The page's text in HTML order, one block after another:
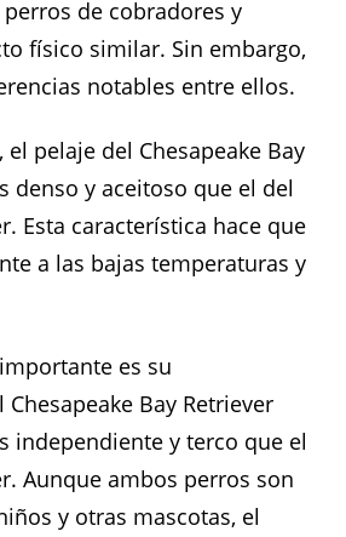
de cobradores y
físico similar. Sin embargo,
notables entre ellos.
pelaje del Chesapeake Bay
denso y aceitoso que el del
Esta característica hace que
a las bajas temperaturas y
es su
Bay Retriever
independiente y terco que el
Aunque ambos perros son
y otras mascotas, el